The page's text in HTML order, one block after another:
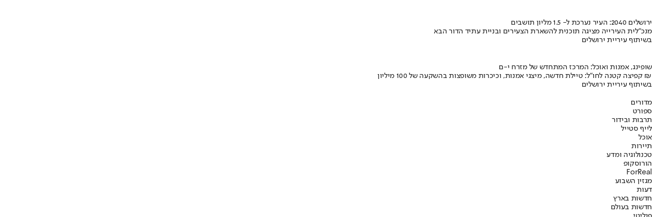
ירושלים 2040: העיר נערכת ל- 1.5 מליון תושבים
מנכ"לית העירייה מציגה תוכנית להשארת הצעירים ובניית עתיד הדור הבא
בשיתוף עיריית ירושלים
שופינג, אמנות ואוכל: המרכז המתחדש של מזרח י-ם
קפיצה קטנה לחו"ל: טיילת חדשה, מיצגי אמנות, וכיכרות משופצות בהשקעה של 100 מיליון ₪
בשיתוף עיריית ירושלים
מדורים
ספורט
תרבות ובידור
לייף סטייל
אוכל
תיירות
טכנולוגיה ומדע
הורוסקופ
ForReal
מגזין השבוע
דעות
חדשות בארץ
חדשות בעולם